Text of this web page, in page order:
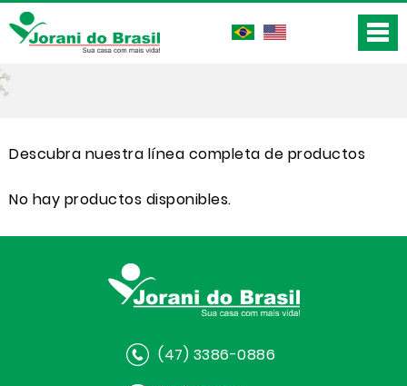
Descubra nuestra línea completa de productos
No hay productos disponibles.
(47) 3386-0886